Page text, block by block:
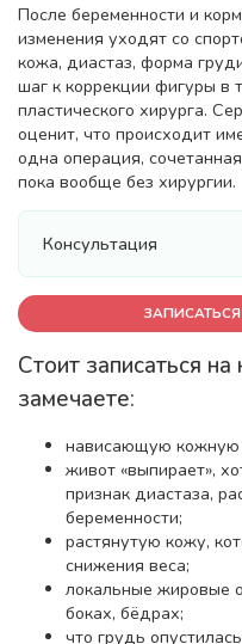
После беременности и
изменения уходят со
кожа, диастаз, форма
шаг к коррекции фигуры в
пластического хирурга.
оценит, что происходит
одна операция,
пока вообще без хирургии.
Консультация
Стоит записаться
замечаете:
нависающую кожную
живот «выпирает»,
признак диастаза,
беременности;
растянутую кожу,
снижения веса;
локальные жировые
боках, бёдрах;
что грудь